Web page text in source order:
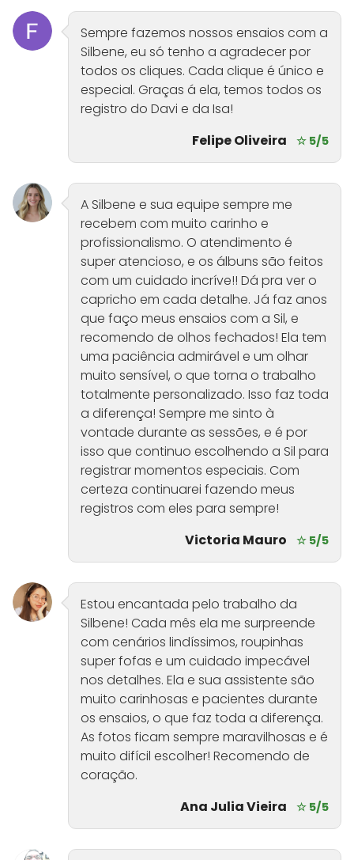
Sempre fazemos nossos ensaios com a
Silbene, eu só tenho a agradecer por
todos os cliques. Cada clique é único e
especial. Graças á ela, temos todos os
registro do Davi e da Isa!
Felipe Oliveira
☆ 5/5
A Silbene e sua equipe sempre me
recebem com muito carinho e
profissionalismo. O atendimento é
super atencioso, e os álbuns são feitos
com um cuidado incríve!! Dá pra ver o
capricho em cada detalhe. Já faz anos
que faço meus ensaios com a Sil, e
recomendo de olhos fechados! Ela tem
uma paciência admirável e um olhar
muito sensível, o que torna o trabalho
totalmente personalizado. Isso faz toda
a diferença! Sempre me sinto à
vontade durante as sessões, e é por
isso que continuo escolhendo a Sil para
registrar momentos especiais. Com
certeza continuarei fazendo meus
registros com eles para sempre!
Victoria Mauro
☆ 5/5
Estou encantada pelo trabalho da
Silbene! Cada mês ela me surpreende
com cenários lindíssimos, roupinhas
super fofas e um cuidado impecável
nos detalhes. Ela e sua assistente são
muito carinhosas e pacientes durante
os ensaios, o que faz toda a diferença.
As fotos ficam sempre maravilhosas e é
muito difícil escolher! Recomendo de
coração.
Ana Julia Vieira
☆ 5/5